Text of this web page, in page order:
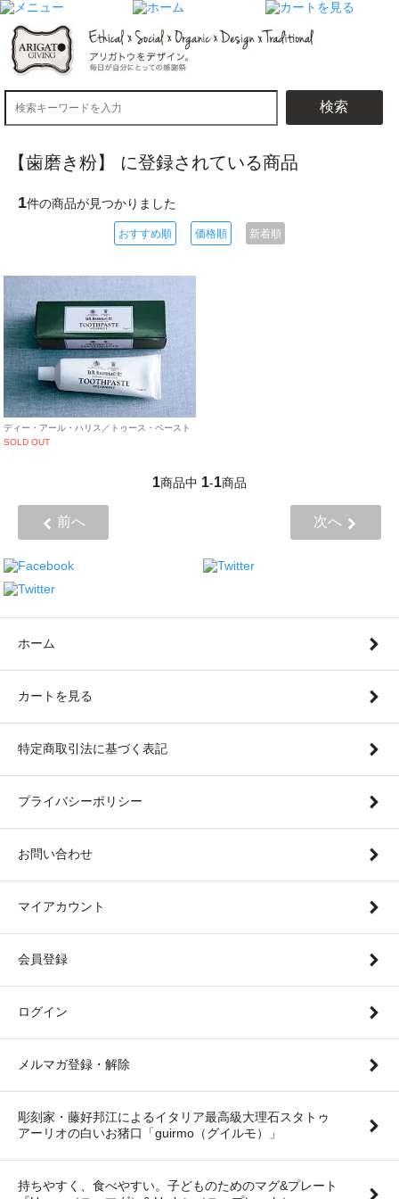
検索
【歯磨き粉】 に登録されている商品
1件の商品が見つかりました
おすすめ順 価格順 新着順
ディー・アール・ハリス／トゥース・ペースト
SOLD OUT
1商品中 1-1商品
前へ 次へ
ホーム
カートを見る
特定商取引法に基づく表記
プライバシーポリシー
お問い合わせ
マイアカウント
会員登録
ログイン
メルマガ登録・解除
彫刻家・藤好邦江によるイタリア最高級大理石スタトゥ
アーリオの白いお猪口「guirmo（グイルモ）」
持ちやすく、食べやすい。子どものためのマグ&プレート